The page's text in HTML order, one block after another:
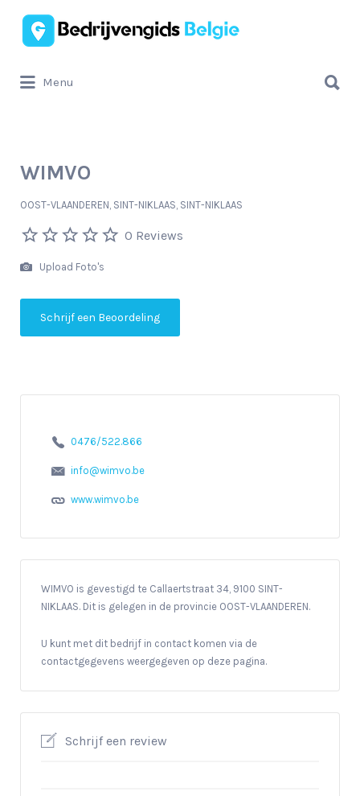
Zoek
naar:
Menu
naar:
WIMVO
OOST-VLAANDEREN, SINT-NIKLAAS, SINT-NIKLAAS
0 Reviews
Upload Foto's
Schrijf een Beoordeling
0476/522.866
info@wimvo.be
www.wimvo.be
WIMVO is gevestigd te Callaertstraat 34, 9100 SINT-
NIKLAAS. Dit is gelegen in de provincie OOST-VLAANDEREN.
U kunt met dit bedrijf in contact komen via de
contactgegevens weergegeven op deze pagina.
Schrijf een review